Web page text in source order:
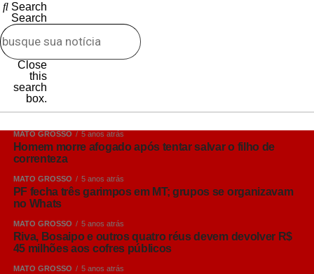
Search
Search
Close
this
search
box.
MATO GROSSO 5 anos atrás
Homem morre afogado após tentar salvar o filho de
correnteza
MATO GROSSO 5 anos atrás
PF fecha três garimpos em MT; grupos se organizavam
no Whats
MATO GROSSO 5 anos atrás
Riva, Bosaipo e outros quatro réus devem devolver R$
45 milhões aos cofres públicos
MATO GROSSO 5 anos atrás